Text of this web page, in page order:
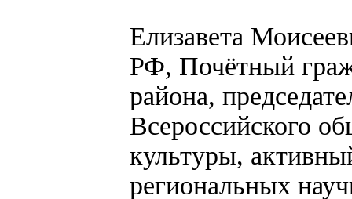
Елизавета
РФ, Почётный
района,
Всероссийского
культуры,
региональных